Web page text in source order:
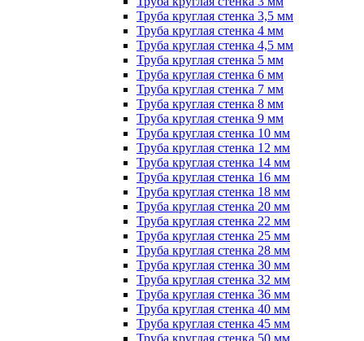
Труба круглая стенка 3,5 мм
Труба круглая стенка 4 мм
Труба круглая стенка 4,5 мм
Труба круглая стенка 5 мм
Труба круглая стенка 6 мм
Труба круглая стенка 7 мм
Труба круглая стенка 8 мм
Труба круглая стенка 9 мм
Труба круглая стенка 10 мм
Труба круглая стенка 12 мм
Труба круглая стенка 14 мм
Труба круглая стенка 16 мм
Труба круглая стенка 18 мм
Труба круглая стенка 20 мм
Труба круглая стенка 22 мм
Труба круглая стенка 25 мм
Труба круглая стенка 28 мм
Труба круглая стенка 30 мм
Труба круглая стенка 32 мм
Труба круглая стенка 36 мм
Труба круглая стенка 40 мм
Труба круглая стенка 45 мм
Труба круглая стенка 50 мм